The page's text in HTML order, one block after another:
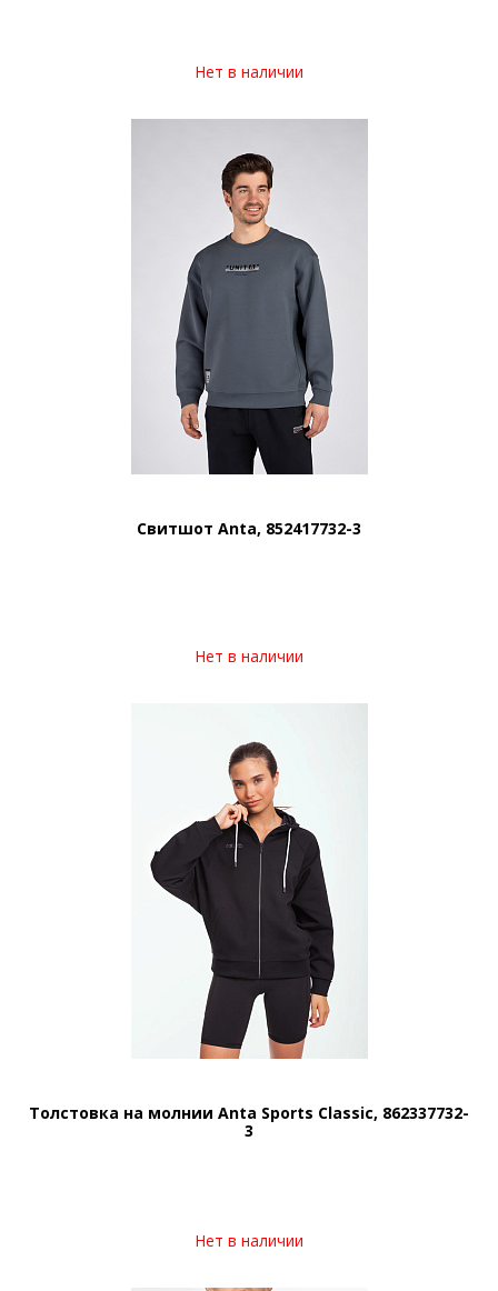
Нет в наличии
Свитшот Anta, 852417732-3
Нет в наличии
Толстовка на молнии Anta Sports Classic, 862337732-
3
Нет в наличии